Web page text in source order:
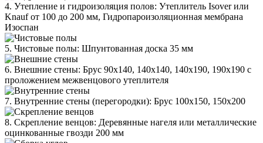
4. Утепление и гидроизоляция полов: Утеплитель Isover или
Knauf от 100 до 200 мм, Гидропароизоляционная мембрана
Изоспан
5. Чистовые полы: Шпунтованная доска 35 мм
6. Внешние стены: Брус 90х140, 140х140, 140х190, 190х190 с
проложением межвенцового утеплителя
7. Внутренние стены (перегородки): Брус 100х150, 150х200
8. Скрепление венцов: Деревянные нагеля или металлические
оцинкованные гвозди 200 мм